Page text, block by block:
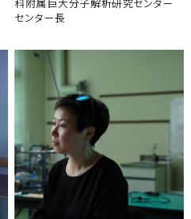
科附属巨大分子解析研究センター
センター長